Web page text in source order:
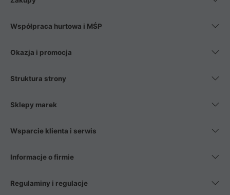
Współpraca hurtowa i MŚP
Okazja i promocja
Struktura strony
Sklepy marek
Wsparcie klienta i serwis
Informacje o firmie
Regulaminy i regulacje